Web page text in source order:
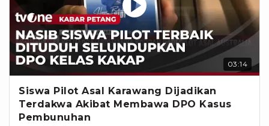
03:14
Siswa Pilot Asal Karawang Dijadikan
Terdakwa Akibat Membawa DPO Kasus
Pembunuhan